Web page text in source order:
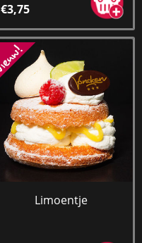
€3,75
Limoentje